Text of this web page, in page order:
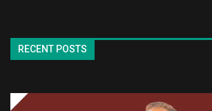
RECENT POSTS